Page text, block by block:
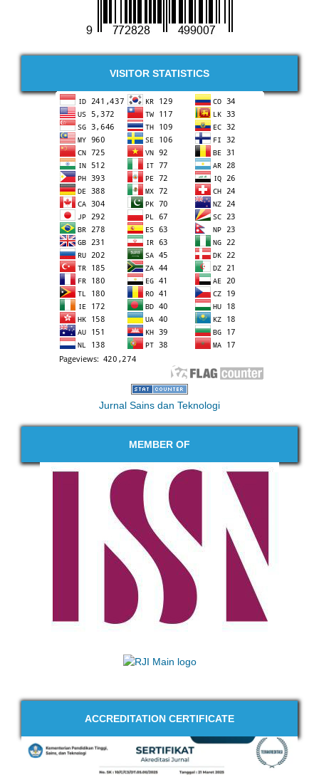
VISITOR STATISTICS
Jurnal Sains dan Teknologi
MEMBER OF
ACCREDITATION CERTIFICATE